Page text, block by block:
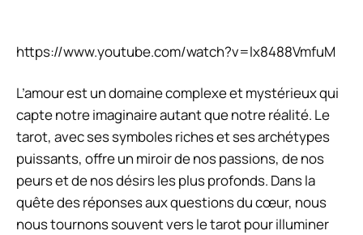
https://www.youtube.com/watch?v=lx8488VmfuM
L’amour est un domaine complexe et mystérieux qui
capte notre imaginaire autant que notre réalité. Le
tarot, avec ses symboles riches et ses archétypes
puissants, offre un miroir de nos passions, de nos
peurs et de nos désirs les plus profonds. Dans la
quête des réponses aux questions du cœur, nous
nous tournons souvent vers le tarot pour illuminer